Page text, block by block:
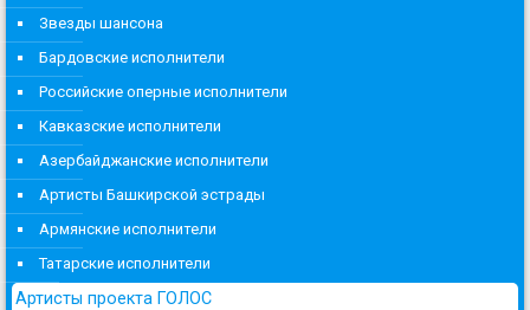
Звезды шансона
Бардовские исполнители
Российские оперные исполнители
Кавказские исполнители
Азербайджанские исполнители
Артисты Башкирской эстрады
Армянские исполнители
Татарские исполнители
Артисты проекта ГОЛОС